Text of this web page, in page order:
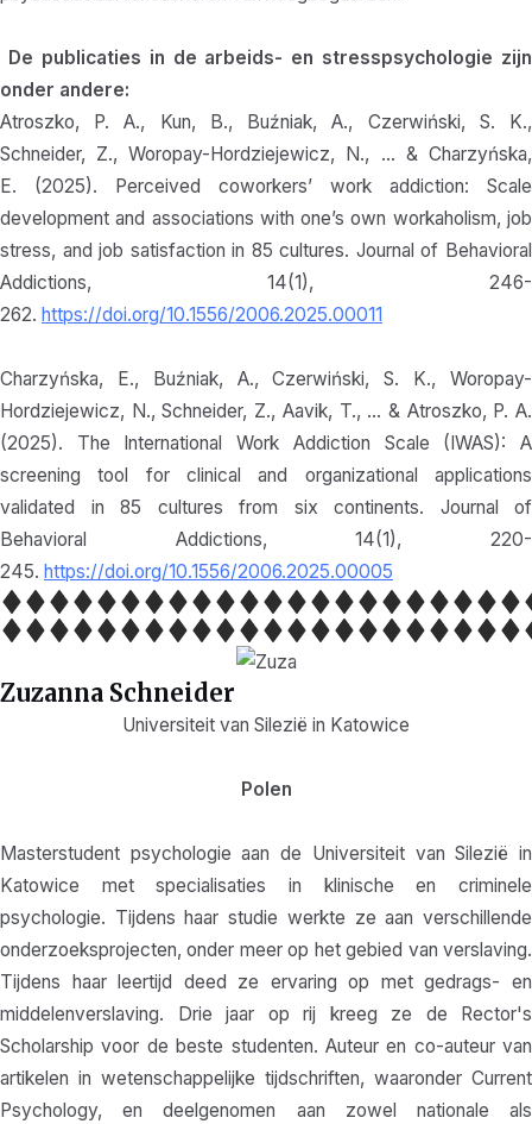
De publicaties in de arbeids- en stresspsychologie zijn
onder andere:
Atroszko, P. A., Kun, B., Buźniak, A., Czerwiński, S. K.,
Schneider, Z., Woropay-Hordziejewicz, N., … & Charzyńska,
E. (2025). Perceived coworkers’ work addiction: Scale
development and associations with one’s own workaholism, job
stress, and job satisfaction in 85 cultures. Journal of Behavioral
Addictions, 14(1), 246-
262. https://doi.org/10.1556/2006.2025.00011
Charzyńska, E., Buźniak, A., Czerwiński, S. K., Woropay-
Hordziejewicz, N., Schneider, Z., Aavik, T., … & Atroszko, P. A.
(2025). The International Work Addiction Scale (IWAS): A
screening tool for clinical and organizational applications
validated in 85 cultures from six continents. Journal of
Behavioral Addictions, 14(1), 220-
245. https://doi.org/10.1556/2006.2025.00005
Zuzanna Schneider
Universiteit van Silezië in Katowice
Polen
Masterstudent psychologie aan de Universiteit van Silezië in
Katowice met specialisaties in klinische en criminele
psychologie. Tijdens haar studie werkte ze aan verschillende
onderzoeksprojecten, onder meer op het gebied van verslaving.
Tijdens haar leertijd deed ze ervaring op met gedrags- en
middelenverslaving. Drie jaar op rij kreeg ze de Rector's
Scholarship voor de beste studenten. Auteur en co-auteur van
artikelen in wetenschappelijke tijdschriften, waaronder Current
Psychology, en deelgenomen aan zowel nationale als